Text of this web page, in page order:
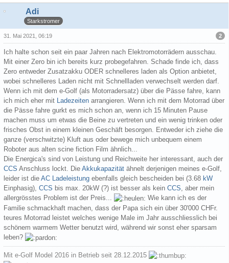
Adi
Starkstromer
2
31. Mai 2021, 06:19
Ich halte schon seit ein paar Jahren nach Elektromotorrädern ausschau.
Mit einer Zero bin ich bereits kurz probegefahren. Schade finde ich, dass
Zero entweder Zusatzakku ODER schnelleres laden als Option anbietet,
wobei schnelleres Laden nicht mit Schnellladen verwechselt werden darf.
Wenn ich mit dem e-Golf (als Motorradersatz) über die Pässe fahre, kann
ich mich eher mit Ladezeiten arrangieren. Wenn ich mit dem Motorrad über
die Pässe fahre gurkt es mich schon an, wenn ich 15 Minuten Pause
machen muss um etwas die Beine zu vertreten und ein wenig trinken oder
frisches Obst in einem kleinen Geschäft besorgen. Entweder ich ziehe die
ganze (verschwitzte) Kluft aus oder bewege mich unbequem einem
Roboter aus alten scine fiction Film ähnlich...
Die Energica's sind von Leistung und Reichweite her interessant, auch der
CCS Anschluss lockt. Die Akkukapazität ähnelt derjenigen meines e-Golf,
leider ist die AC Ladeleistung ebenfalls gleich bescheiden bei (3.68 kW
Einphasig), CCS bis max. 20kW (?) ist besser als kein CCS, aber mein
allergrösstes Problem ist der Preis...
Wie kann ich es der
Familie schmackhaft machen, dass der Papa sich ein über 30'000 CHFr.
teures Motorrad leistet welches wenige Male im Jahr ausschliesslich bei
schönem warmem Wetter benutzt wird, während wir sonst eher sparsam
leben?
Mit e-Golf Model 2016 in Betrieb seit 28.12.2015